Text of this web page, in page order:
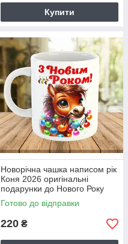
Купити
Новорічна чашка написом рік
Коня 2026 оригінальні
подарунки до Нового Року
код 7908
Готово до відправки
220 ₴